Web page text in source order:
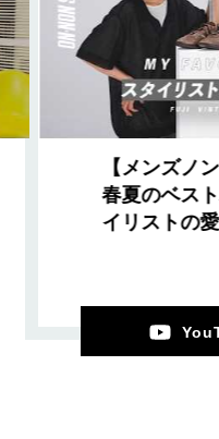
【メンズノ
春夏のベス
イリストの